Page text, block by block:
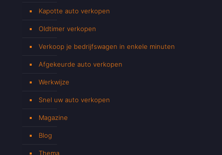
Kapotte auto verkopen
Oldtimer verkopen
Verkoop je bedrijfswagen in enkele minuten
Afgekeurde auto verkopen
Werkwijze
Snel uw auto verkopen
Magazine
Blog
Thema